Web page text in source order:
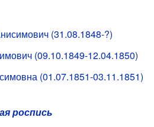
(31.08.1848-?)
(09.10.1849-12.04.1850)
(01.07.1851-03.11.1851)
роспись